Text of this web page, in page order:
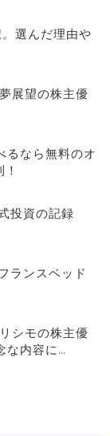
選んだ理由や
展望の株主優
るなら無料のオ
投資の記録
ランスベッド
シモの株主優
な内容に…